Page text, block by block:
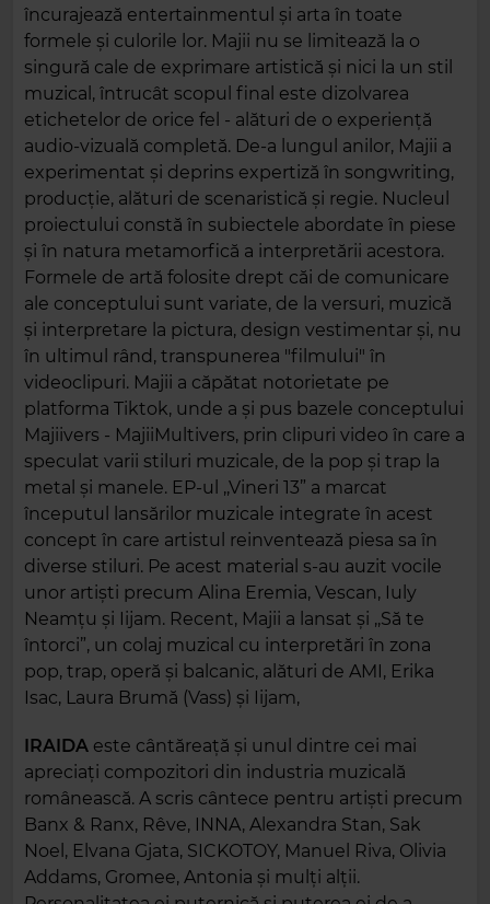
încurajează entertainmentul și arta în toate
formele și culorile lor. Majii nu se limitează la o
singură cale de exprimare artistică și nici la un stil
muzical, întrucât scopul final este dizolvarea
etichetelor de orice fel - alături de o experiență
audio-vizuală completă. De-a lungul anilor, Majii a
experimentat și deprins expertiză în songwriting,
producție, alături de scenaristică și regie. Nucleul
proiectului constă în subiectele abordate în piese
și în natura metamorfică a interpretării acestora.
Formele de artă folosite drept căi de comunicare
ale conceptului sunt variate, de la versuri, muzică
și interpretare la pictura, design vestimentar și, nu
în ultimul rând, transpunerea "filmului" în
videoclipuri. Majii a căpătat notorietate pe
platforma Tiktok, unde a și pus bazele conceptului
Majiivers - MajiiMultivers, prin clipuri video în care a
speculat varii stiluri muzicale, de la pop și trap la
metal și manele. EP-ul ,,Vineri 13” a marcat
începutul lansărilor muzicale integrate în acest
concept în care artistul reinventează piesa sa în
diverse stiluri. Pe acest material s-au auzit vocile
unor artiști precum Alina Eremia, Vescan, Iuly
Neamțu și Iijam. Recent, Majii a lansat și ,,Să te
întorci”, un colaj muzical cu interpretări în zona
pop, trap, operă și balcanic, alături de AMI, Erika
Isac, Laura Brumă (Vass) și Iijam,
IRAIDA este cântăreață și unul dintre cei mai
apreciați compozitori din industria muzicală
românească. A scris cântece pentru artiști precum
Banx & Ranx, Rêve, INNA, Alexandra Stan, Sak
Noel, Elvana Gjata, SICKOTOY, Manuel Riva, Olivia
Addams, Gromee, Antonia și mulți alții.